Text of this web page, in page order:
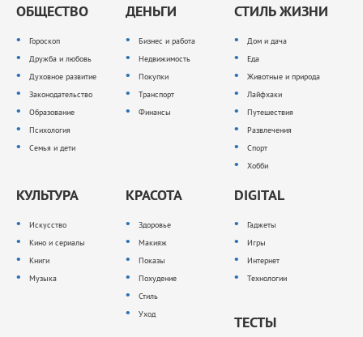
ОБЩЕСТВО
Гороскоп
Дружба и любовь
Духовное развитие
Законодательство
Образование
Психология
Семья и дети
ДЕНЬГИ
Бизнес и работа
Недвижимость
Покупки
Транспорт
Финансы
СТИЛЬ ЖИЗНИ
Дом и дача
Еда
Животные и природа
Лайфхаки
Путешествия
Развлечения
Спорт
Хобби
КУЛЬТУРА
Искусство
Кино и сериалы
Книги
Музыка
КРАСОТА
Здоровье
Макияж
Показы
Похудение
Стиль
Уход
DIGITAL
Гаджеты
Игры
Интернет
Технологии
ТЕСТЫ